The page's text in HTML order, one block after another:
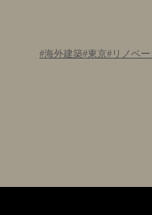
海外建築 東京 リノベ